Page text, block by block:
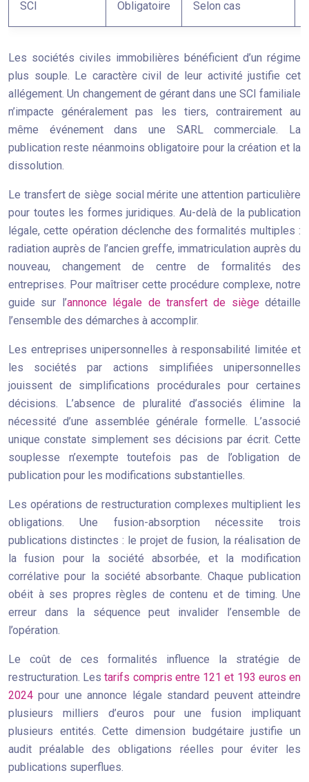
SCI Obligatoire Selon cas
Les sociétés civiles immobilières bénéficient d’un régime
plus souple. Le caractère civil de leur activité justifie cet
allégement. Un changement de gérant dans une SCI familiale
n’impacte généralement pas les tiers, contrairement au
même événement dans une SARL commerciale. La
publication reste néanmoins obligatoire pour la création et la
dissolution.
Le transfert de siège social mérite une attention particulière
pour toutes les formes juridiques. Au-delà de la publication
légale, cette opération déclenche des formalités multiples :
radiation auprès de l’ancien greffe, immatriculation auprès du
nouveau, changement de centre de formalités des
entreprises. Pour maîtriser cette procédure complexe, notre
guide sur l’annonce légale de transfert de siègedétaille
l’ensemble des démarches à accomplir.
Les entreprises unipersonnelles à responsabilité limitée et
les sociétés par actions simplifiées unipersonnelles
jouissent de simplifications procédurales pour certaines
décisions. L’absence de pluralité d’associés élimine la
nécessité d’une assemblée générale formelle. L’associé
unique constate simplement ses décisions par écrit. Cette
souplesse n’exempte toutefois pas de l’obligation de
publication pour les modifications substantielles.
Les opérations de restructuration complexes multiplient les
obligations. Une fusion-absorption nécessite trois
publications distinctes : le projet de fusion, la réalisation de
la fusion pour la société absorbée, et la modification
corrélative pour la société absorbante. Chaque publication
obéit à ses propres règles de contenu et de timing. Une
erreur dans la séquence peut invalider l’ensemble de
l’opération.
Le coût de ces formalités influence la stratégie de
restructuration. Lestarifs compris entre 121 et 193 euros en
2024 pour une annonce légale standard peuvent atteindre
plusieurs milliers d’euros pour une fusion impliquant
plusieurs entités. Cette dimension budgétaire justifie un
audit préalable des obligations réelles pour éviter les
publications superflues.